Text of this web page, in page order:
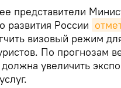
представители
развития России
визовый режим
По прогнозам
увеличить